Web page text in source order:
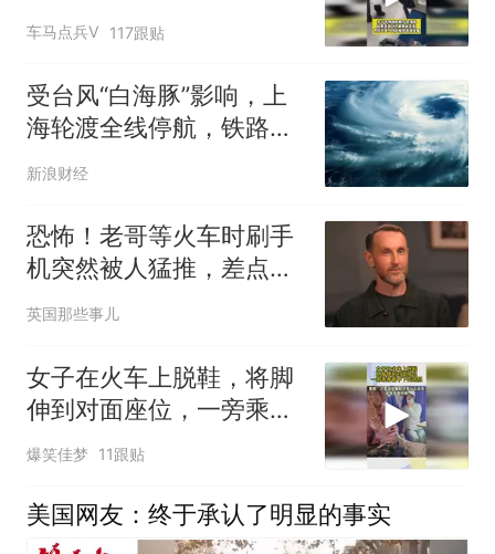
方狠狠反击
车马点兵V 117跟贴
受台风“白海豚”影响，上
海轮渡全线停航，铁路民
航部分线路航班调整
新浪财经
恐怖！老哥等火车时刷手
机突然被人猛推，差点撞
上进站的火车
英国那些事儿
女子在火车上脱鞋，将脚
伸到对面座位，一旁乘客
看不下去劝阻
爆笑佳梦 11跟贴
美国网友：终于承认了明显的事实